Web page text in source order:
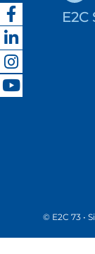
E2C
© E2C 73 •